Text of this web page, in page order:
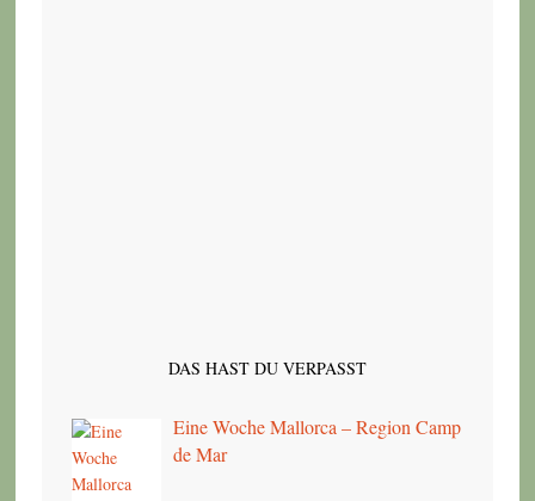
DAS HAST DU VERPASST
Eine Woche Mallorca – Region Camp
de Mar